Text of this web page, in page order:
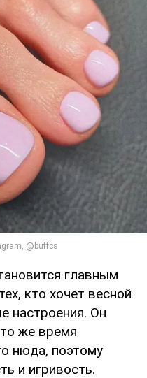
главным
кто хочет весной
настроения. Он
же время
нюда, поэтому
и игривость.